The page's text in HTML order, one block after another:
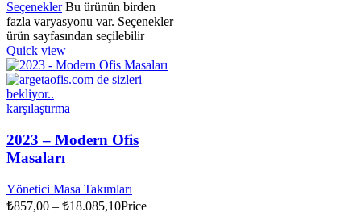
Seçenekler Bu ürünün birden
fazla varyasyonu var. Seçenekler
ürün sayfasından seçilebilir
Quick view
karşılaştırma
2023 – Modern Ofis
Masaları
Yönetici Masa Takımları
₺857,00 – ₺18.085,10Price